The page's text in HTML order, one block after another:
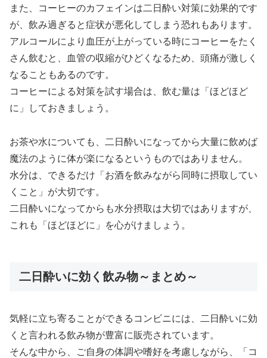
また、コーヒーのカフェインは二日酔い対策に効果的です
が、飲み過ぎると症状が悪化してしまう恐れもあります。
アルコールにより血圧が上がっている時にコーヒーをたく
さん飲むと、血管の収縮がひどくなるため、頭痛が激しく
なることもあるのです。
コーヒーによる対策を試す場合は、飲む量は「ほどほど
に」しておきましょう。
お茶や水についても、二日酔いになってから大量に飲めば
魔法のように体が楽になるというものではありません。
水分は、できるだけ「お酒を飲みながら同時に摂取してい
くこと」が大切です。
二日酔いになってからも水分摂取は大切ではありますが、
これも「ほどほどに」を心がけましょう。
二日酔いに効く飲み物～まとめ～
気軽に立ち寄ることができるコンビニには、二日酔いに効
くと言われる飲み物が豊富に販売されています。
そんな中から、ご自身の体調や嗜好を考慮しながら、「コ